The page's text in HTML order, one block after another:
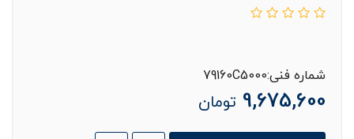
شماره فنی:79160C5000
9,675,600 تومان